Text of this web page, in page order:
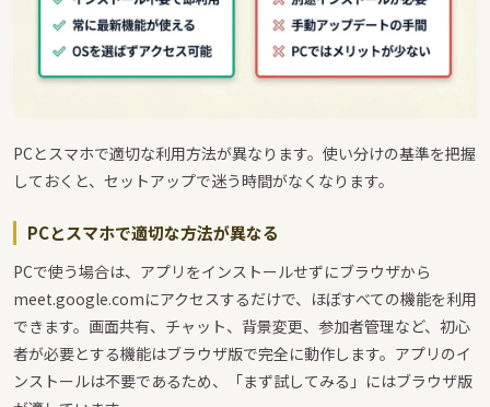
PCとスマホで適切な利用方法が異なります。使い分けの基準を把握
しておくと、セットアップで迷う時間がなくなります。
PCとスマホで適切な方法が異なる
PCで使う場合は、アプリをインストールせずにブラウザから
meet.google.comにアクセスするだけで、ほぼすべての機能を利用
できます。画面共有、チャット、背景変更、参加者管理など、初心
者が必要とする機能はブラウザ版で完全に動作します。アプリのイ
ンストールは不要であるため、「まず試してみる」にはブラウザ版